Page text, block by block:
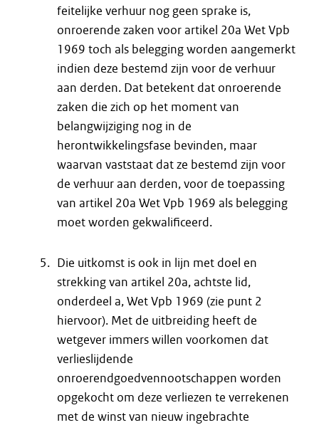
feitelijke verhuur nog geen sprake is,
onroerende zaken voor artikel 20a Wet Vpb
1969 toch als belegging worden aangemerkt
indien deze bestemd zijn voor de verhuur
aan derden. Dat betekent dat onroerende
zaken die zich op het moment van
belangwijziging nog in de
herontwikkelingsfase bevinden, maar
waarvan vaststaat dat ze bestemd zijn voor
de verhuur aan derden, voor de toepassing
van artikel 20a Wet Vpb 1969 als belegging
moet worden gekwalificeerd.
Die uitkomst is ook in lijn met doel en
strekking van artikel 20a, achtste lid,
onderdeel a, Wet Vpb 1969 (zie punt 2
hiervoor). Met de uitbreiding heeft de
wetgever immers willen voorkomen dat
verlieslijdende
onroerendgoedvennootschappen worden
opgekocht om deze verliezen te verrekenen
met de winst van nieuw ingebrachte